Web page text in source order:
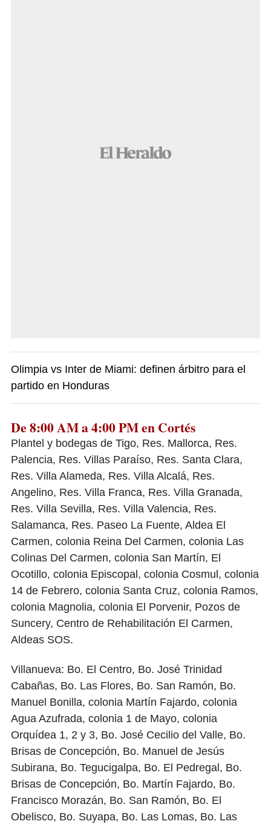
Olimpia vs Inter de Miami: definen árbitro para el
partido en Honduras
De 8:00 AM a 4:00 PM en Cortés
Plantel y bodegas de Tigo, Res. Mallorca, Res.
Palencia, Res. Villas Paraíso, Res. Santa Clara,
Res. Villa Alameda, Res. Villa Alcalá, Res.
Angelino, Res. Villa Franca, Res. Villa Granada,
Res. Villa Sevilla, Res. Villa Valencia, Res.
Salamanca, Res. Paseo La Fuente, Aldea El
Carmen, colonia Reina Del Carmen, colonia Las
Colinas Del Carmen, colonia San Martín, El
Ocotillo, colonia Episcopal, colonia Cosmul, colonia
14 de Febrero, colonia Santa Cruz, colonia Ramos,
colonia Magnolia, colonia El Porvenir, Pozos de
Suncery, Centro de Rehabilitación El Carmen,
Aldeas SOS.
Villanueva: Bo. El Centro, Bo. José Trinidad
Cabañas, Bo. Las Flores, Bo. San Ramón, Bo.
Manuel Bonilla, colonia Martín Fajardo, colonia
Agua Azufrada, colonia 1 de Mayo, colonia
Orquídea 1, 2 y 3, Bo. José Cecilio del Valle, Bo.
Brisas de Concepción, Bo. Manuel de Jesús
Subirana, Bo. Tegucigalpa, Bo. El Pedregal, Bo.
Brisas de Concepción, Bo. Martín Fajardo, Bo.
Francisco Morazán, Bo. San Ramón, Bo. El
Obelisco, Bo. Suyapa, Bo. Las Lomas, Bo. Las